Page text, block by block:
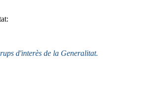
d'interès de la Generalitat.